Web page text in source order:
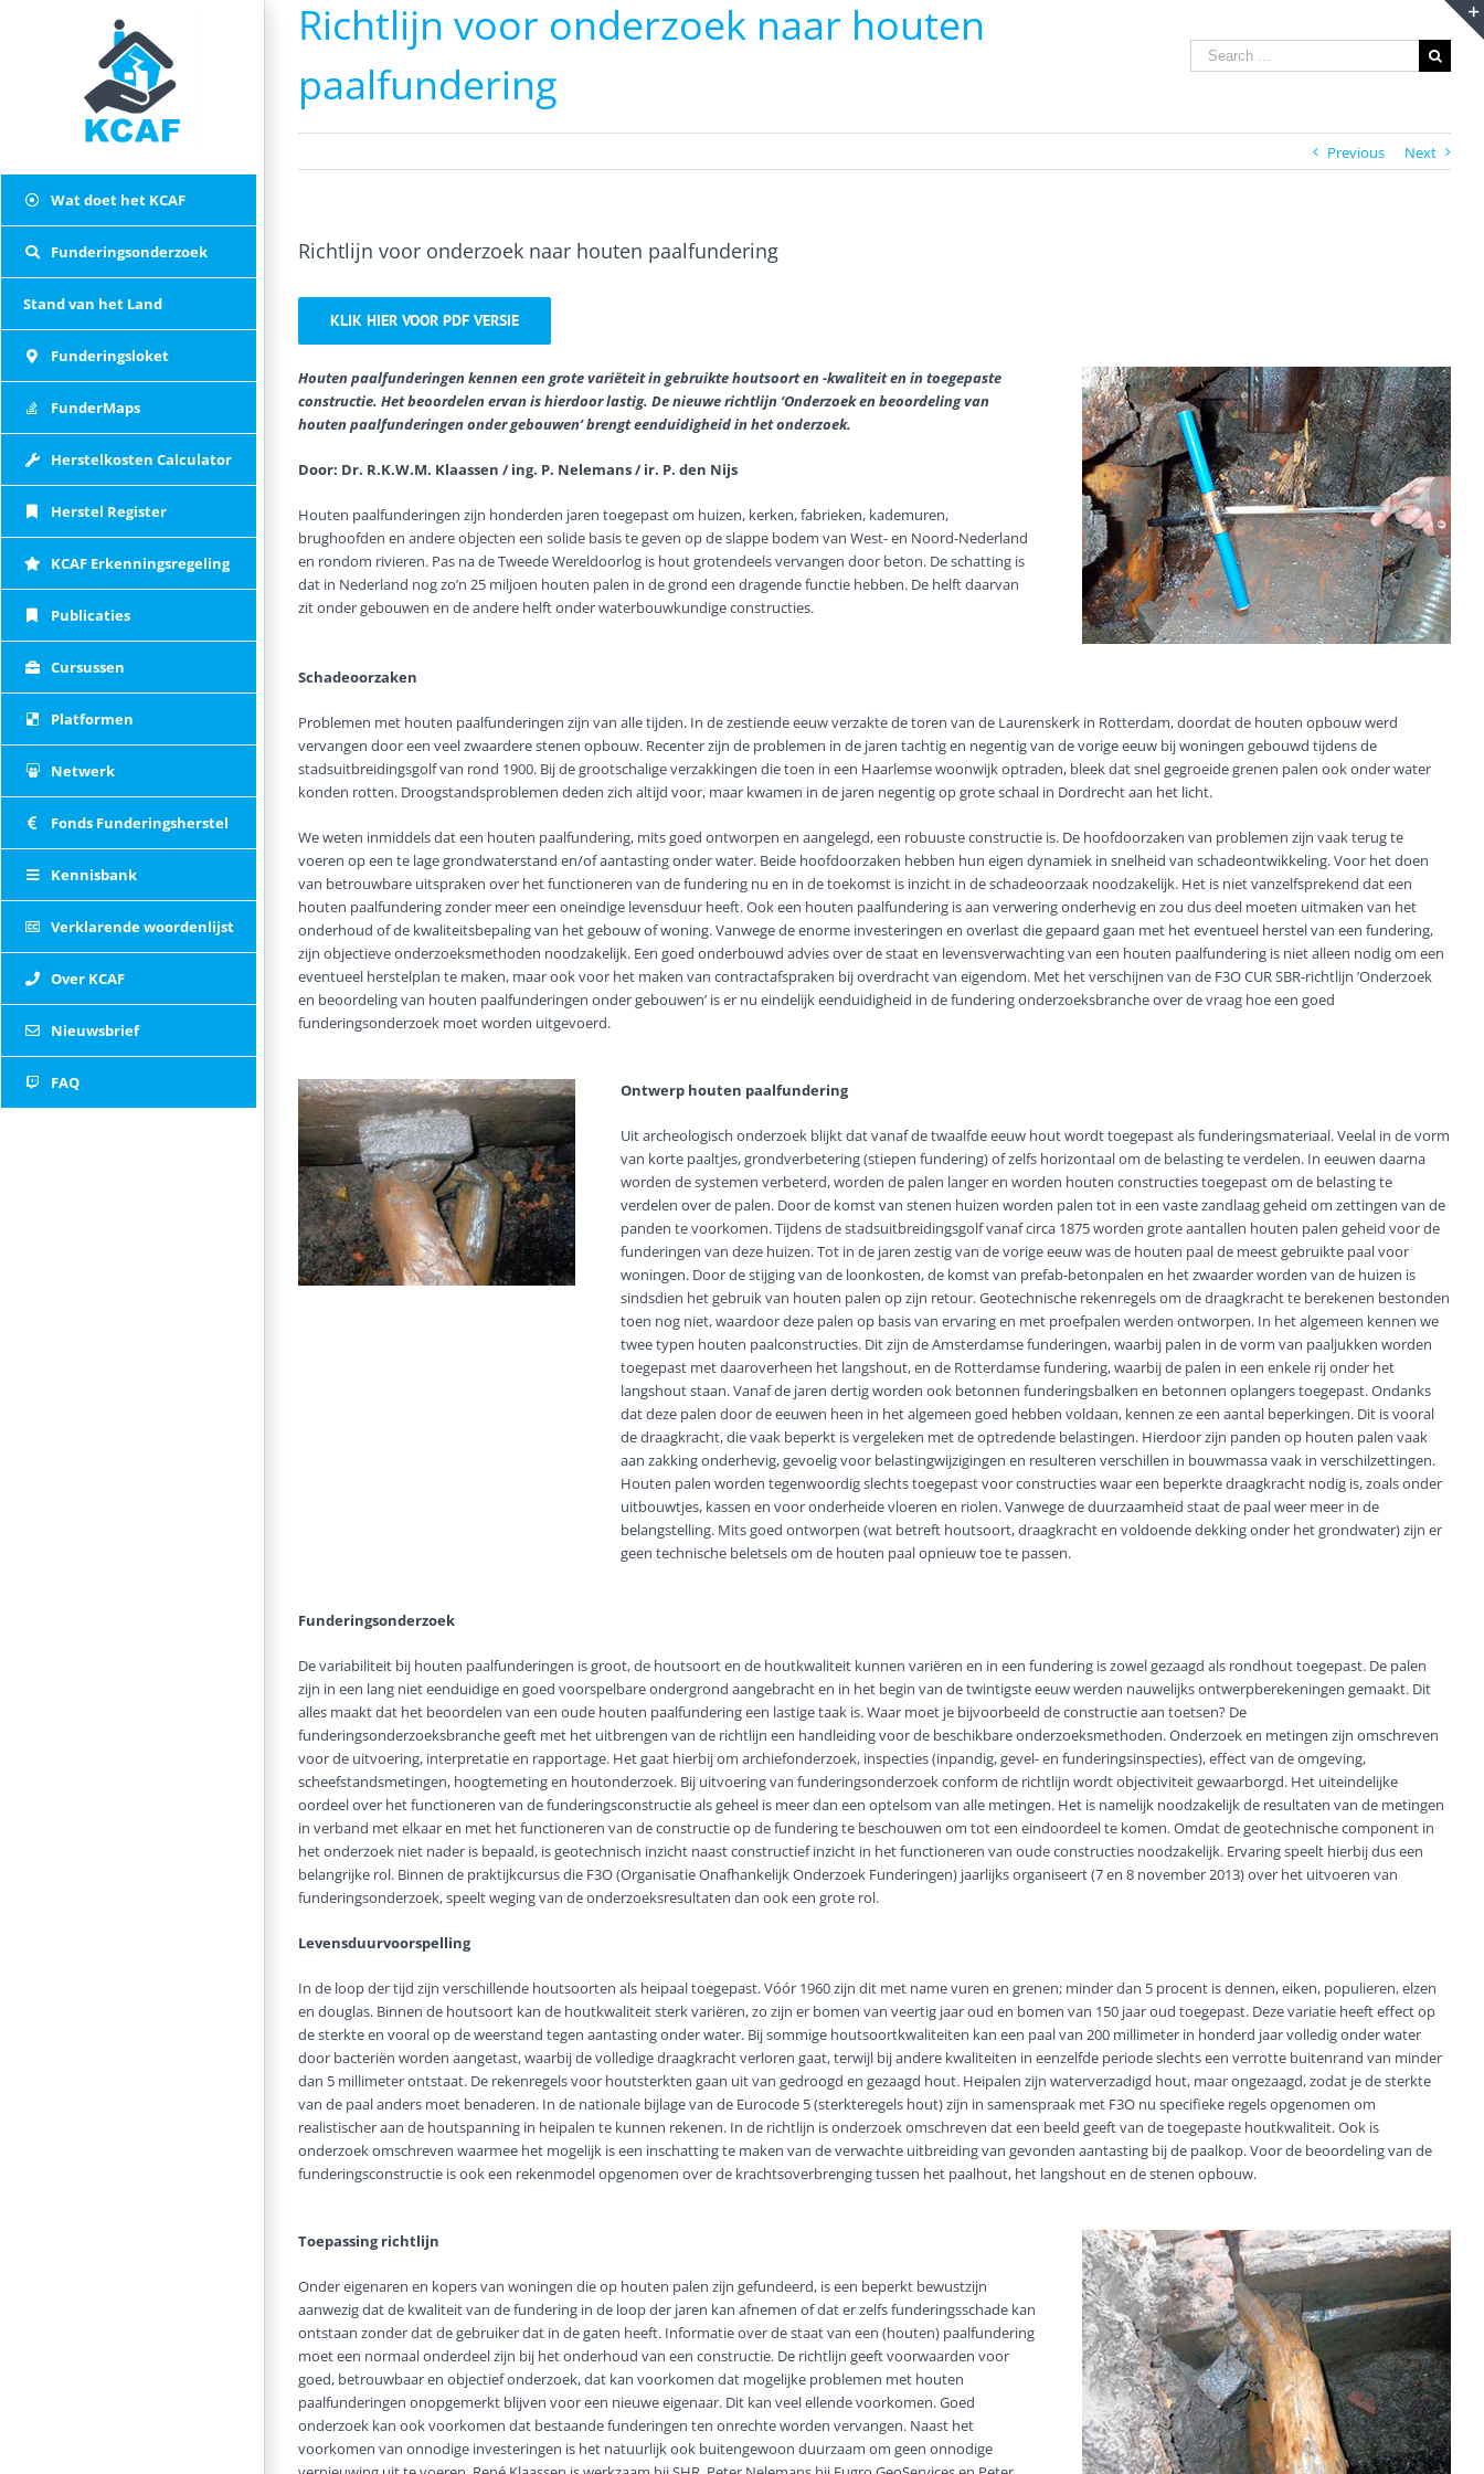
Wat doet het KCAF
Funderingsonderzoek
Stand van het Land
Funderingsloket
FunderMaps
Herstelkosten Calculator
Herstel Register
KCAF Erkenningsregeling
Publicaties
Cursussen
Platformen
Netwerk
Fonds Funderingsherstel
Kennisbank
Verklarende woordenlijst
Over KCAF
Nieuwsbrief
FAQ
Richtlijn voor onderzoek naar houten
paalfundering
Search
for:
Previous Next
Richtlijn voor onderzoek naar houten paalfundering
KLIK HIER VOOR PDF VERSIE
Houten paalfunderingen kennen een grote variëteit in gebruikte houtsoort en -kwaliteit en in toegepaste
constructie. Het beoordelen ervan is hierdoor lastig. De nieuwe richtlijn ‘Onderzoek en beoordeling van
houten paalfunderingen onder gebouwen’ brengt eenduidigheid in het onderzoek.
Door: Dr. R.K.W.M. Klaassen / ing. P. Nelemans / ir. P. den Nijs
Houten paalfunderingen zijn honderden jaren toegepast om huizen, kerken, fabrieken, kademuren,
brughoofden en andere objecten een solide basis te geven op de slappe bodem van West- en Noord-Nederland
en rondom rivieren. Pas na de Tweede Wereldoorlog is hout grotendeels vervangen door beton. De schatting is
dat in Nederland nog zo’n 25 miljoen houten palen in de grond een dragende functie hebben. De helft daarvan
zit onder gebouwen en de andere helft onder waterbouwkundige constructies.
Schadeoorzaken
Problemen met houten paalfunderingen zijn van alle tijden. In de zestiende eeuw verzakte de toren van de Laurenskerk in Rotterdam, doordat de houten opbouw werd
vervangen door een veel zwaardere stenen opbouw. Recenter zijn de problemen in de jaren tachtig en negentig van de vorige eeuw bij woningen gebouwd tijdens de
stadsuitbreidingsgolf van rond 1900. Bij de grootschalige verzakkingen die toen in een Haarlemse woonwijk optraden, bleek dat snel gegroeide grenen palen ook onder water
konden rotten. Droogstandsproblemen deden zich altijd voor, maar kwamen in de jaren negentig op grote schaal in Dordrecht aan het licht.
We weten inmiddels dat een houten paalfundering, mits goed ontworpen en aangelegd, een robuuste constructie is. De hoofdoorzaken van problemen zijn vaak terug te
voeren op een te lage grondwaterstand en/of aantasting onder water. Beide hoofdoorzaken hebben hun eigen dynamiek in snelheid van schadeontwikkeling. Voor het doen
van betrouwbare uitspraken over het functioneren van de fundering nu en in de toekomst is inzicht in de schadeoorzaak noodzakelijk. Het is niet vanzelfsprekend dat een
houten paalfundering zonder meer een oneindige levensduur heeft. Ook een houten paalfundering is aan verwering onderhevig en zou dus deel moeten uitmaken van het
onderhoud of de kwaliteitsbepaling van het gebouw of woning. Vanwege de enorme investeringen en overlast die gepaard gaan met het eventueel herstel van een fundering,
zijn objectieve onderzoeksmethoden noodzakelijk. Een goed onderbouwd advies over de staat en levensverwachting van een houten paalfundering is niet alleen nodig om een
eventueel herstelplan te maken, maar ook voor het maken van contractafspraken bij overdracht van eigendom. Met het verschijnen van de F3O CUR SBR-richtlijn ’Onderzoek
en beoordeling van houten paalfunderingen onder gebouwen’ is er nu eindelijk eenduidigheid in de fundering onderzoeksbranche over de vraag hoe een goed
funderingsonderzoek moet worden uitgevoerd.
Ontwerp houten paalfundering
Uit archeologisch onderzoek blijkt dat vanaf de twaalfde eeuw hout wordt toegepast als funderingsmateriaal. Veelal in de vorm
van korte paaltjes, grondverbetering (stiepen fundering) of zelfs horizontaal om de belasting te verdelen. In eeuwen daarna
worden de systemen verbeterd, worden de palen langer en worden houten constructies toegepast om de belasting te
verdelen over de palen. Door de komst van stenen huizen worden palen tot in een vaste zandlaag geheid om zettingen van de
panden te voorkomen. Tijdens de stadsuitbreidingsgolf vanaf circa 1875 worden grote aantallen houten palen geheid voor de
funderingen van deze huizen. Tot in de jaren zestig van de vorige eeuw was de houten paal de meest gebruikte paal voor
woningen. Door de stijging van de loonkosten, de komst van prefab-betonpalen en het zwaarder worden van de huizen is
sindsdien het gebruik van houten palen op zijn retour. Geotechnische rekenregels om de draagkracht te berekenen bestonden
toen nog niet, waardoor deze palen op basis van ervaring en met proefpalen werden ontworpen. In het algemeen kennen we
twee typen houten paalconstructies. Dit zijn de Amsterdamse funderingen, waarbij palen in de vorm van paaljukken worden
toegepast met daaroverheen het langshout, en de Rotterdamse fundering, waarbij de palen in een enkele rij onder het
langshout staan. Vanaf de jaren dertig worden ook betonnen funderingsbalken en betonnen oplangers toegepast. Ondanks
dat deze palen door de eeuwen heen in het algemeen goed hebben voldaan, kennen ze een aantal beperkingen. Dit is vooral
de draagkracht, die vaak beperkt is vergeleken met de optredende belastingen. Hierdoor zijn panden op houten palen vaak
aan zakking onderhevig, gevoelig voor belastingwijzigingen en resulteren verschillen in bouwmassa vaak in verschilzettingen.
Houten palen worden tegenwoordig slechts toegepast voor constructies waar een beperkte draagkracht nodig is, zoals onder
uitbouwtjes, kassen en voor onderheide vloeren en riolen. Vanwege de duurzaamheid staat de paal weer meer in de
belangstelling. Mits goed ontworpen (wat betreft houtsoort, draagkracht en voldoende dekking onder het grondwater) zijn er
geen technische beletsels om de houten paal opnieuw toe te passen.
Funderingsonderzoek
De variabiliteit bij houten paalfunderingen is groot, de houtsoort en de houtkwaliteit kunnen variëren en in een fundering is zowel gezaagd als rondhout toegepast. De palen
zijn in een lang niet eenduidige en goed voorspelbare ondergrond aangebracht en in het begin van de twintigste eeuw werden nauwelijks ontwerpberekeningen gemaakt. Dit
alles maakt dat het beoordelen van een oude houten paalfundering een lastige taak is. Waar moet je bijvoorbeeld de constructie aan toetsen? De
funderingsonderzoeksbranche geeft met het uitbrengen van de richtlijn een handleiding voor de beschikbare onderzoeksmethoden. Onderzoek en metingen zijn omschreven
voor de uitvoering, interpretatie en rapportage. Het gaat hierbij om archiefonderzoek, inspecties (inpandig, gevel- en funderingsinspecties), effect van de omgeving,
scheefstandsmetingen, hoogtemeting en houtonderzoek. Bij uitvoering van funderingsonderzoek conform de richtlijn wordt objectiviteit gewaarborgd. Het uiteindelijke
oordeel over het functioneren van de funderingsconstructie als geheel is meer dan een optelsom van alle metingen. Het is namelijk noodzakelijk de resultaten van de metingen
in verband met elkaar en met het functioneren van de constructie op de fundering te beschouwen om tot een eindoordeel te komen. Omdat de geotechnische component in
het onderzoek niet nader is bepaald, is geotechnisch inzicht naast constructief inzicht in het functioneren van oude constructies noodzakelijk. Ervaring speelt hierbij dus een
belangrijke rol. Binnen de praktijkcursus die F3O (Organisatie Onafhankelijk Onderzoek Funderingen) jaarlijks organiseert (7 en 8 november 2013) over het uitvoeren van
funderingsonderzoek, speelt weging van de onderzoeksresultaten dan ook een grote rol.
Levensduurvoorspelling
In de loop der tijd zijn verschillende houtsoorten als heipaal toegepast. Vóór 1960 zijn dit met name vuren en grenen; minder dan 5 procent is dennen, eiken, populieren, elzen
en douglas. Binnen de houtsoort kan de houtkwaliteit sterk variëren, zo zijn er bomen van veertig jaar oud en bomen van 150 jaar oud toegepast. Deze variatie heeft effect op
de sterkte en vooral op de weerstand tegen aantasting onder water. Bij sommige houtsoortkwaliteiten kan een paal van 200 millimeter in honderd jaar volledig onder water
door bacteriën worden aangetast, waarbij de volledige draagkracht verloren gaat, terwijl bij andere kwaliteiten in eenzelfde periode slechts een verrotte buitenrand van minder
dan 5 millimeter ontstaat. De rekenregels voor houtsterkten gaan uit van gedroogd en gezaagd hout. Heipalen zijn waterverzadigd hout, maar ongezaagd, zodat je de sterkte
van de paal anders moet benaderen. In de nationale bijlage van de Eurocode 5 (sterkteregels hout) zijn in samenspraak met F3O nu specifieke regels opgenomen om
realistischer aan de houtspanning in heipalen te kunnen rekenen. In de richtlijn is onderzoek omschreven dat een beeld geeft van de toegepaste houtkwaliteit. Ook is
onderzoek omschreven waarmee het mogelijk is een inschatting te maken van de verwachte uitbreiding van gevonden aantasting bij de paalkop. Voor de beoordeling van de
funderingsconstructie is ook een rekenmodel opgenomen over de krachtsoverbrenging tussen het paalhout, het langshout en de stenen opbouw.
Toepassing richtlijn
Onder eigenaren en kopers van woningen die op houten palen zijn gefundeerd, is een beperkt bewustzijn
aanwezig dat de kwaliteit van de fundering in de loop der jaren kan afnemen of dat er zelfs funderingsschade kan
ontstaan zonder dat de gebruiker dat in de gaten heeft. Informatie over de staat van een (houten) paalfundering
moet een normaal onderdeel zijn bij het onderhoud van een constructie. De richtlijn geeft voorwaarden voor
goed, betrouwbaar en objectief onderzoek, dat kan voorkomen dat mogelijke problemen met houten
paalfunderingen onopgemerkt blijven voor een nieuwe eigenaar. Dit kan veel ellende voorkomen. Goed
onderzoek kan ook voorkomen dat bestaande funderingen ten onrechte worden vervangen. Naast het
voorkomen van onnodige investeringen is het natuurlijk ook buitengewoon duurzaam om geen onnodige